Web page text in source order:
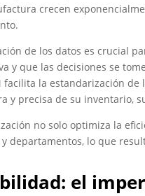
crecen
de los datos es crucial
y que las decisiones se
facilita la estandarización
y precisa de su inventario,
no solo optimiza la
departamentos, lo que
el